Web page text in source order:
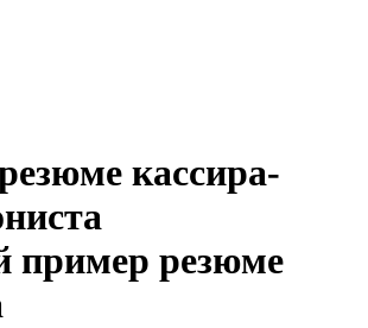
кассира-
пример резюме